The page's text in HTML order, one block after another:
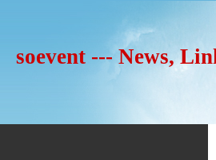
soevent --- News,